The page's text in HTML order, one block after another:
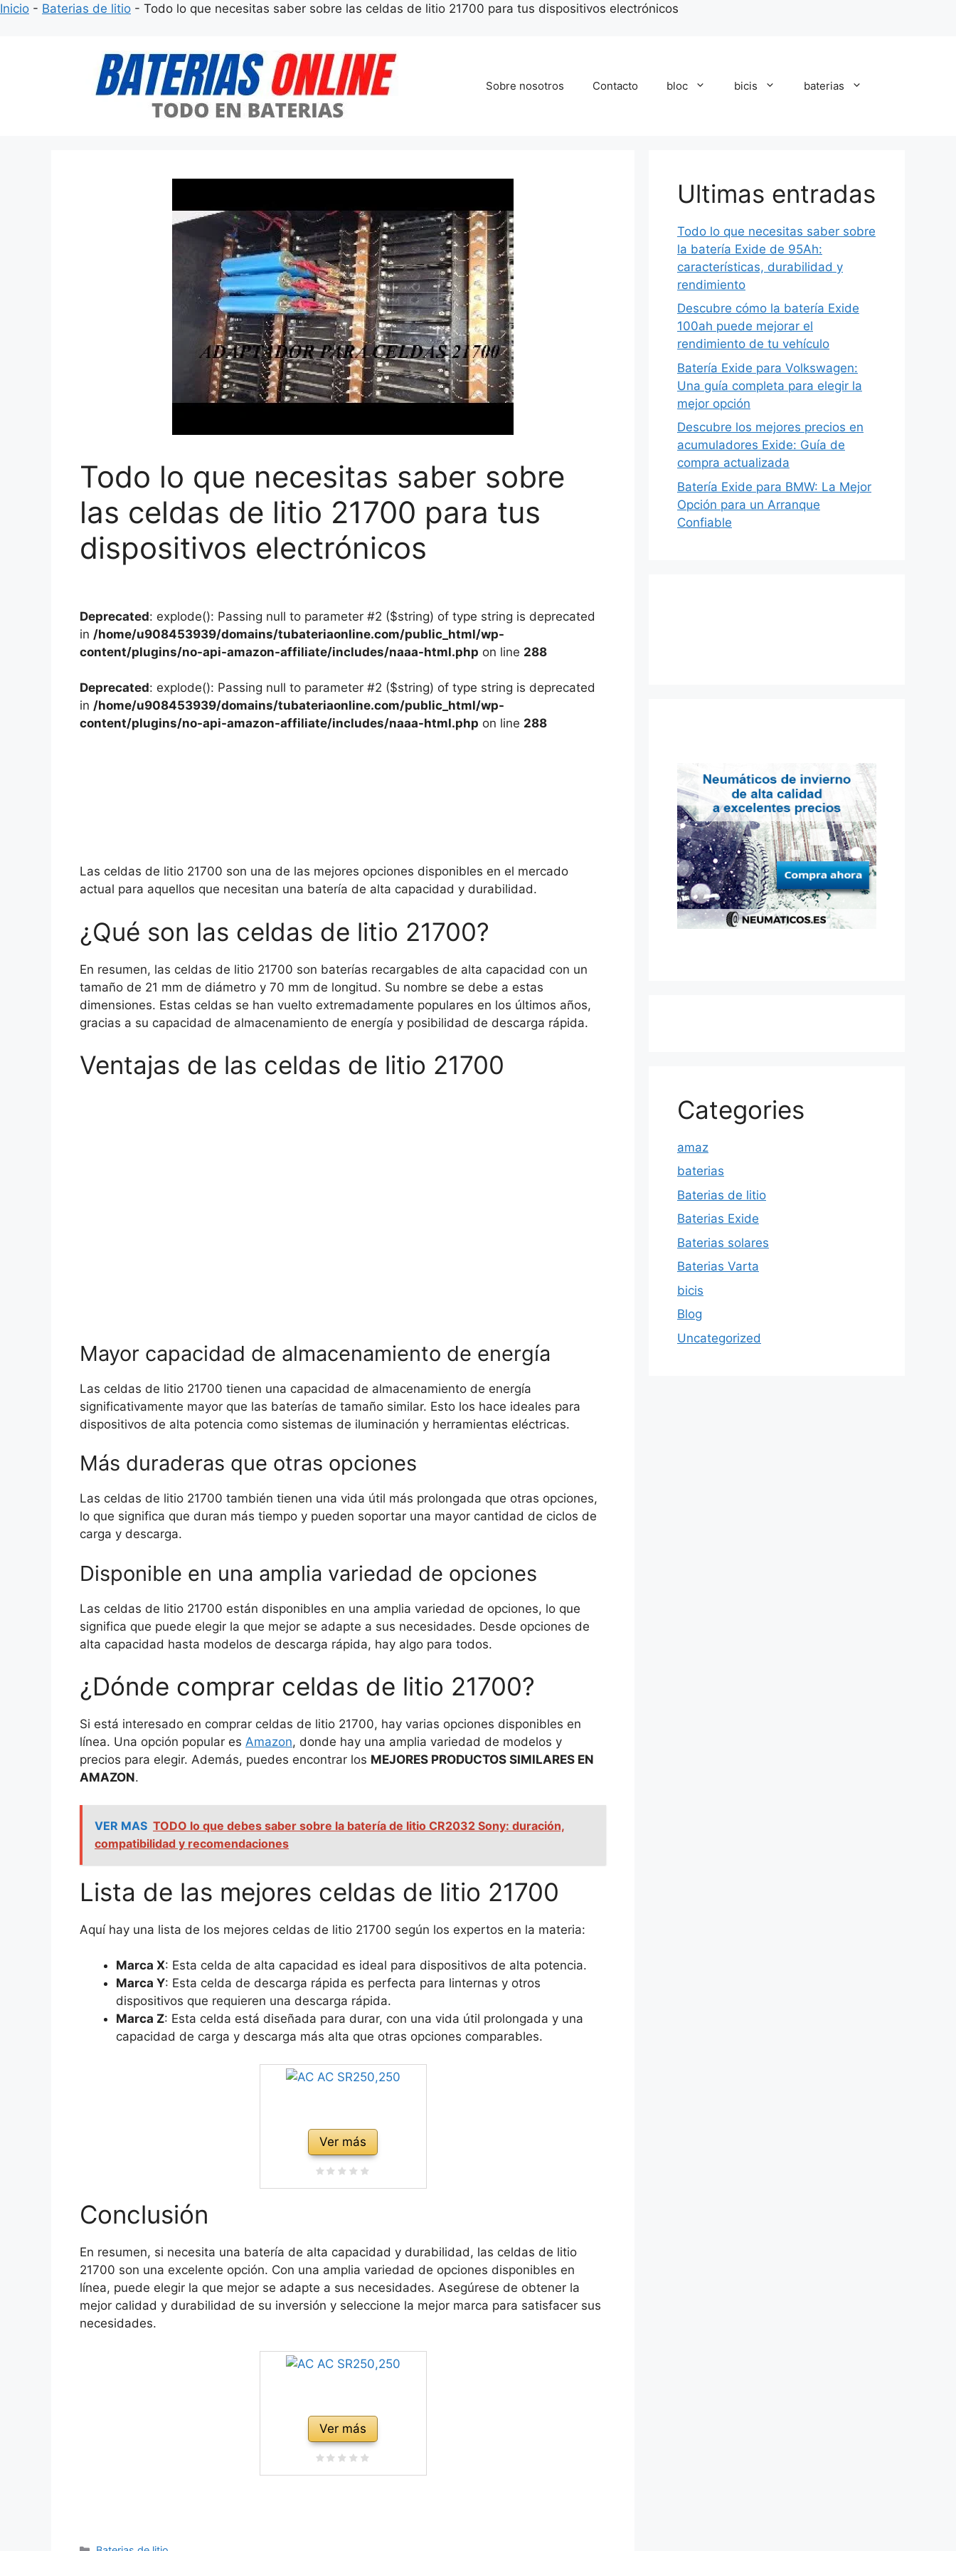
Inicio - Baterias de litio - Todo lo que necesitas saber sobre las celdas de litio 21700 para tus dispositivos electrónicos
Sobre nosotros Contacto bloc bicis baterias
Todo lo que necesitas saber sobre
las celdas de litio 21700 para tus
dispositivos electrónicos
Deprecated: explode(): Passing null to parameter #2 ($string) of type string is deprecated
in /home/u908453939/domains/tubateriaonline.com/public_html/wp-
content/plugins/no-api-amazon-affiliate/includes/naaa-html.php on line 288
Deprecated: explode(): Passing null to parameter #2 ($string) of type string is deprecated
in /home/u908453939/domains/tubateriaonline.com/public_html/wp-
content/plugins/no-api-amazon-affiliate/includes/naaa-html.php on line 288
Las celdas de litio 21700 son una de las mejores opciones disponibles en el mercado
actual para aquellos que necesitan una batería de alta capacidad y durabilidad.
¿Qué son las celdas de litio 21700?
En resumen, las celdas de litio 21700 son baterías recargables de alta capacidad con un
tamaño de 21 mm de diámetro y 70 mm de longitud. Su nombre se debe a estas
dimensiones. Estas celdas se han vuelto extremadamente populares en los últimos años,
gracias a su capacidad de almacenamiento de energía y posibilidad de descarga rápida.
Ventajas de las celdas de litio 21700
Mayor capacidad de almacenamiento de energía
Las celdas de litio 21700 tienen una capacidad de almacenamiento de energía
significativamente mayor que las baterías de tamaño similar. Esto los hace ideales para
dispositivos de alta potencia como sistemas de iluminación y herramientas eléctricas.
Más duraderas que otras opciones
Las celdas de litio 21700 también tienen una vida útil más prolongada que otras opciones,
lo que significa que duran más tiempo y pueden soportar una mayor cantidad de ciclos de
carga y descarga.
Disponible en una amplia variedad de opciones
Las celdas de litio 21700 están disponibles en una amplia variedad de opciones, lo que
significa que puede elegir la que mejor se adapte a sus necesidades. Desde opciones de
alta capacidad hasta modelos de descarga rápida, hay algo para todos.
¿Dónde comprar celdas de litio 21700?
Si está interesado en comprar celdas de litio 21700, hay varias opciones disponibles en
línea. Una opción popular es Amazon, donde hay una amplia variedad de modelos y
precios para elegir. Además, puedes encontrar los MEJORES PRODUCTOS SIMILARES EN
AMAZON.
VER MAS TODO lo que debes saber sobre la batería de litio CR2032 Sony: duración,
compatibilidad y recomendaciones
Lista de las mejores celdas de litio 21700
Aquí hay una lista de los mejores celdas de litio 21700 según los expertos en la materia:
Marca X: Esta celda de alta capacidad es ideal para dispositivos de alta potencia.
Marca Y: Esta celda de descarga rápida es perfecta para linternas y otros
dispositivos que requieren una descarga rápida.
Marca Z: Esta celda está diseñada para durar, con una vida útil prolongada y una
capacidad de carga y descarga más alta que otras opciones comparables.
Ver más
Conclusión
En resumen, si necesita una batería de alta capacidad y durabilidad, las celdas de litio
21700 son una excelente opción. Con una amplia variedad de opciones disponibles en
línea, puede elegir la que mejor se adapte a sus necesidades. Asegúrese de obtener la
mejor calidad y durabilidad de su inversión y seleccione la mejor marca para satisfacer sus
necesidades.
Ver más
Ultimas entradas
Todo lo que necesitas saber sobre
la batería Exide de 95Ah:
características, durabilidad y
rendimiento
Descubre cómo la batería Exide
100ah puede mejorar el
rendimiento de tu vehículo
Batería Exide para Volkswagen:
Una guía completa para elegir la
mejor opción
Descubre los mejores precios en
acumuladores Exide: Guía de
compra actualizada
Batería Exide para BMW: La Mejor
Opción para un Arranque
Confiable
Categories
amaz
baterias
Baterias de litio
Baterias Exide
Baterias solares
Baterias Varta
bicis
Blog
Uncategorized